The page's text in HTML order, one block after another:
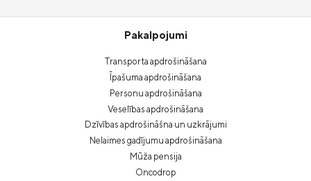
Pakalpojumi
Transporta apdrošināšana
Īpašuma apdrošināšana
Personu apdrošināšana
Veselības apdrošināšana
Dzīvības apdrošināšna un uzkrājumi
Nelaimes gadījumu apdrošināšana
Mūža pensija
Oncodrop